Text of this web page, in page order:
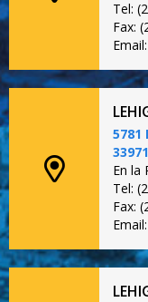
Tel:
Fax:
5781
33971
En la
Tel:
Fax: